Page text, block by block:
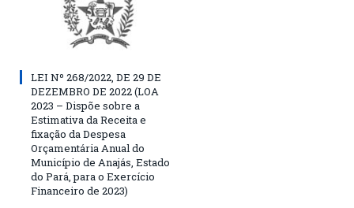
LEI Nº 268/2022, DE 29 DE
DEZEMBRO DE 2022 (LOA
2023 – Dispõe sobre a
Estimativa da Receita e
fixação da Despesa
Orçamentária Anual do
Município de Anajás, Estado
do Pará, para o Exercício
Financeiro de 2023)